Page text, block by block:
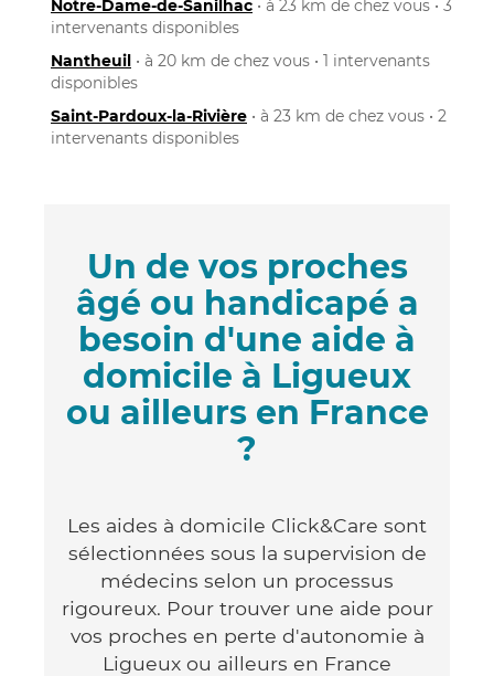
Notre-Dame-de-Sanilhac • à 23 km de chez vous • 3
intervenants disponibles
Nantheuil • à 20 km de chez vous • 1 intervenants
disponibles
Saint-Pardoux-la-Rivière • à 23 km de chez vous • 2
intervenants disponibles
Un de vos proches
âgé ou handicapé a
besoin d'une aide à
domicile à Ligueux
ou ailleurs en France
?
Les aides à domicile Click&Care sont
sélectionnées sous la supervision de
médecins selon un processus
rigoureux. Pour trouver une aide pour
vos proches en perte d'autonomie à
Ligueux ou ailleurs en France